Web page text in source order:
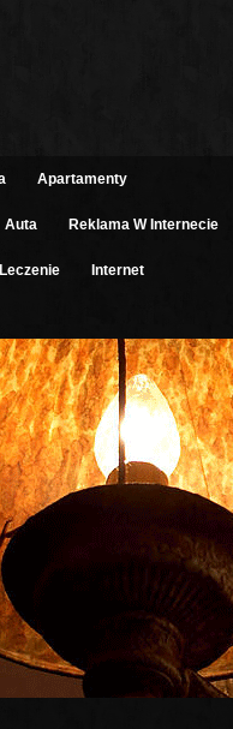
Apartamenty
Auta Reklama W Internecie
Leczenie Internet